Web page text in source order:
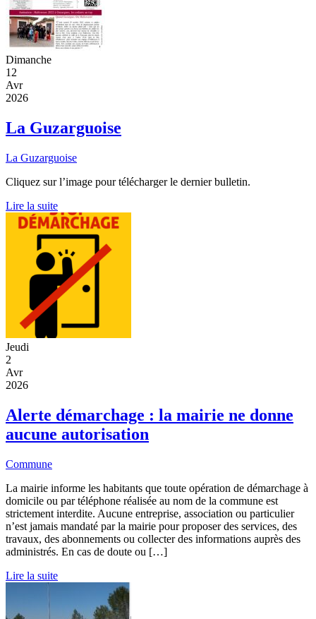
Dimanche
12
Avr
2026
La Guzarguoise
La Guzarguoise
Cliquez sur l’image pour télécharger le dernier bulletin.
Lire la suite
Jeudi
2
Avr
2026
Alerte démarchage : la mairie ne donne
aucune autorisation
Commune
La mairie informe les habitants que toute opération de démarchage à
domicile ou par téléphone réalisée au nom de la commune est
strictement interdite. Aucune entreprise, association ou particulier
n’est jamais mandaté par la mairie pour proposer des services, des
travaux, des abonnements ou collecter des informations auprès des
administrés. En cas de doute ou […]
Lire la suite